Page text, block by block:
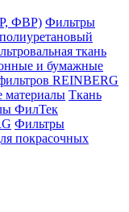
ФВР) Фильтры
ткань
и бумажные
REINBERG
Ткань
ФилТек
Фильтры
покрасочных